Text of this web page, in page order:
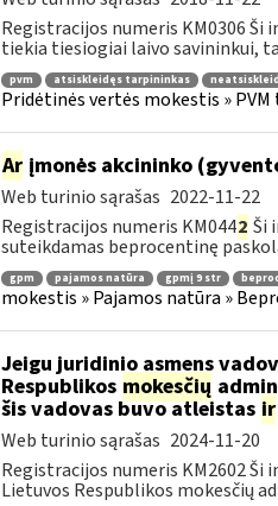
Registracijos numeris KM0306
tiekia tiesiogiai laivo savininkui,
pvm atsiskleidęs tarpininkas
Pridėtinės vertės mokestis »
Arįmonės akcininko
Web turinio sąrašas 2022-11-22
Registracijos numeris KM0442 Ši
suteikdamas beprocentinę
gpm pajamos natūra gpmį 9 str
mokestis » Pajamos natūra »
Jeigu juridinio asmens
Respublikos mokesčių
šis vadovas buvo atleistas ir
Web turinio sąrašas 2024-11-20
Registracijos numeris KM2602
Lietuvos Respublikos mokesčių